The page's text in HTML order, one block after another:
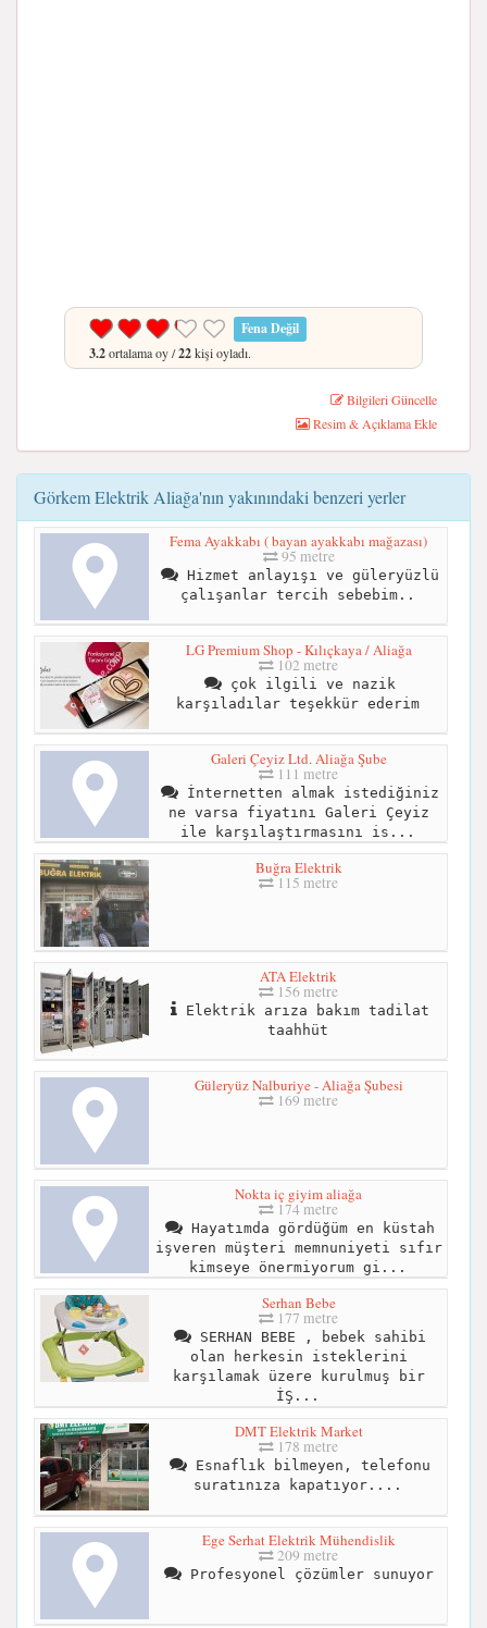
Fena Değil
3.2ortalama oy /22kişi oyladı.
Bilgileri Güncelle
Resim & Açıklama Ekle
Görkem Elektrik Aliağa'nın yakınındaki benzeri yerler
Fema Ayakkabı ( bayan ayakkabı mağazası)
95 metre
Hizmet anlayışı ve güleryüzlü
çalışanlar tercih sebebim..
LG Premium Shop - Kılıçkaya / Aliağa
102 metre
çok ilgili ve nazik
karşıladılar teşekkür ederim
Galeri Çeyiz Ltd. Aliağa Şube
111 metre
İnternetten almak istediğiniz
ne varsa fiyatını Galeri Çeyiz
ile karşılaştırmasını is...
Buğra Elektrik
115 metre
ATA Elektrik
156 metre
Elektrik arıza bakım tadilat
taahhüt
Güleryüz Nalburiye - Aliağa Şubesi
169 metre
Nokta iç giyim aliağa
174 metre
Hayatımda gördüğüm en küstah
işveren müşteri memnuniyeti sıfır
kimseye önermiyorum gi...
Serhan Bebe
177 metre
SERHAN BEBE , bebek sahibi
olan herkesin isteklerini
karşılamak üzere kurulmuş bir
İŞ...
DMT Elektrik Market
178 metre
Esnaflık bilmeyen, telefonu
suratınıza kapatıyor....
Ege Serhat Elektrik Mühendislik
209 metre
Profesyonel çözümler sunuyor